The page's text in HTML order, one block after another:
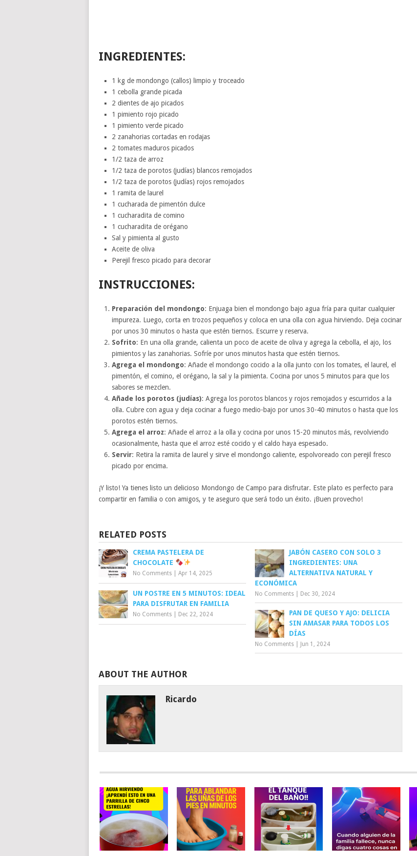
INGREDIENTES:
1 kg de mondongo (callos) limpio y troceado
1 cebolla grande picada
2 dientes de ajo picados
1 pimiento rojo picado
1 pimiento verde picado
2 zanahorias cortadas en rodajas
2 tomates maduros picados
1/2 taza de arroz
1/2 taza de porotos (judías) blancos remojados
1/2 taza de porotos (judías) rojos remojados
1 ramita de laurel
1 cucharada de pimentón dulce
1 cucharadita de comino
1 cucharadita de orégano
Sal y pimienta al gusto
Aceite de oliva
Perejil fresco picado para decorar
INSTRUCCIONES:
Preparación del mondongo: Enjuaga bien el mondongo bajo agua fría para quitar cualquier
impureza. Luego, corta en trozos pequeños y coloca en una olla con agua hirviendo. Deja cocinar
por unos 30 minutos o hasta que estén tiernos. Escurre y reserva.
Sofrito: En una olla grande, calienta un poco de aceite de oliva y agrega la cebolla, el ajo, los
pimientos y las zanahorias. Sofríe por unos minutos hasta que estén tiernos.
Agrega el mondongo: Añade el mondongo cocido a la olla junto con los tomates, el laurel, el
pimentón, el comino, el orégano, la sal y la pimienta. Cocina por unos 5 minutos para que los
sabores se mezclen.
Añade los porotos (judías): Agrega los porotos blancos y rojos remojados y escurridos a la
olla. Cubre con agua y deja cocinar a fuego medio-bajo por unos 30-40 minutos o hasta que los
porotos estén tiernos.
Agrega el arroz: Añade el arroz a la olla y cocina por unos 15-20 minutos más, revolviendo
ocasionalmente, hasta que el arroz esté cocido y el caldo haya espesado.
Servir: Retira la ramita de laurel y sirve el mondongo caliente, espolvoreado con perejil fresco
picado por encima.
¡Y listo! Ya tienes listo un delicioso Mondongo de Campo para disfrutar. Este plato es perfecto para
compartir en familia o con amigos, y te aseguro que será todo un éxito. ¡Buen provecho!
RELATED POSTS
CREMA PASTELERA DE
CHOCOLATE
No Comments Apr 14, 2025
JABÓN CASERO CON SOLO 3
INGREDIENTES: UNA
ALTERNATIVA NATURAL Y
ECONÓMICA
No Comments Dec 30, 2024
UN POSTRE EN 5 MINUTOS: IDEAL
PARA DISFRUTAR EN FAMILIA
No Comments Dec 22, 2024
PAN DE QUESO Y AJO: DELICIA
SIN AMASAR PARA TODOS LOS
DÍAS
No Comments Jun 1, 2024
ABOUT THE AUTHOR
Ricardo